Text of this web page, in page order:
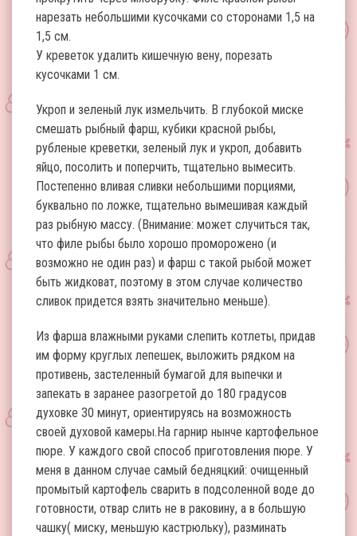
нарезать небольшими кусочками со сторонами 1,5 на
1,5 см.
У креветок удалить кишечную вену, порезать
кусочками 1 см.
Укроп и зеленый лук измельчить. В глубокой миске
смешать рыбный фарш, кубики красной рыбы,
рубленые креветки, зеленый лук и укроп, добавить
яйцо, посолить и поперчить, тщательно вымесить.
Постепенно вливая сливки небольшими порциями,
буквально по ложке, тщательно вымешивая каждый
раз рыбную массу. (Внимание: может случиться так,
что филе рыбы было хорошо проморожено (и
возможно не один раз) и фарш с такой рыбой может
быть жидковат, поэтому в этом случае количество
сливок придется взять значительно меньше).
Из фарша влажными руками слепить котлеты, придав
им форму круглых лепешек, выложить рядком на
противень, застеленный бумагой для выпечки и
запекать в заранее разогретой до 180 градусов
духовке 30 минут, ориентируясь на возможность
своей духовой камеры.На гарнир нынче картофельное
пюре. У каждого свой способ приготовления пюре. У
меня в данном случае самый бедняцкий: очищенный
промытый картофель сварить в подсоленной воде до
готовности, отвар слить не в раковину, а в большую
чашку( миску, меньшую кастрюльку), разминать